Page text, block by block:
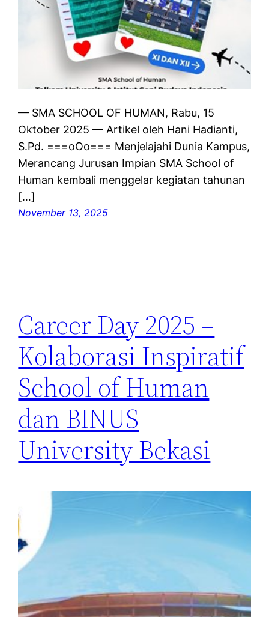
— SMA SCHOOL OF HUMAN, Rabu, 15
Oktober 2025 — Artikel oleh Hani Hadianti,
S.Pd. ===oOo=== Menjelajahi Dunia Kampus,
Merancang Jurusan Impian SMA School of
Human kembali menggelar kegiatan tahunan
[…]
November 13, 2025
Career Day 2025 –
Kolaborasi Inspiratif
School of Human
dan BINUS
University Bekasi